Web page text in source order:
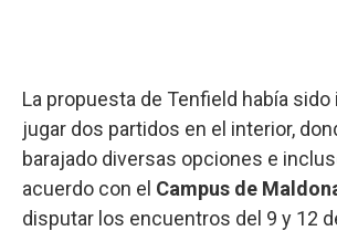
La propuesta de Tenfield había
jugar dos partidos en el interior,
barajado diversas opciones e
acuerdo con el Campus de
disputar los encuentros del 9 y 12